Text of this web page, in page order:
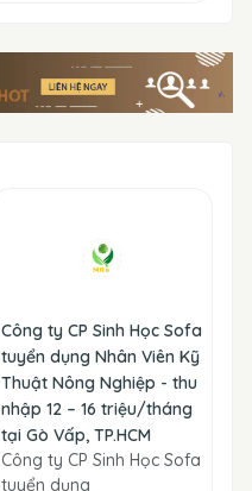
Công ty CP Sinh Học Sofa
tuyển dụng Nhân Viên Kỹ
Thuật Nông Nghiệp - thu
nhập 12 – 16 triệu/tháng
tại Gò Vấp, TP.HCM
Công ty CP Sinh Học Sofa
tuyển dụng